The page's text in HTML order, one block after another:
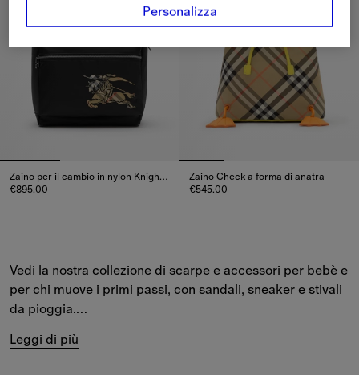
Vedi la nostra collezione di scarpe e accessori per bebè e
per chi muove i primi passi, con sandali, sneaker e stivali
da pioggia.
Dalle ballerine Mary Jane alle sneaker con chiusura a
Leggi di più
Zaino per il cambio in nylon Knight Check
€895.00
Zaino Check a forma di anatra
€545.00
Personalizza